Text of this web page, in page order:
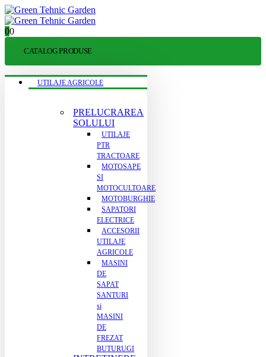
00
CATALOG PRODUSE
UTILAJE AGRICOLE
PRELUCRAREA
SOLULUI
UTILAJE
PTR
TRACTOARE
MOTOSAPE
SI
MOTOCULTOARE
MOTOBURGHIE
SAPATORI
ELECTRICE
ACCESORII
UTILAJE
AGRICOLE
MASINI
DE
SAPAT
SANTURI
si
MASINI
DE
FREZAT
BUTURUGI